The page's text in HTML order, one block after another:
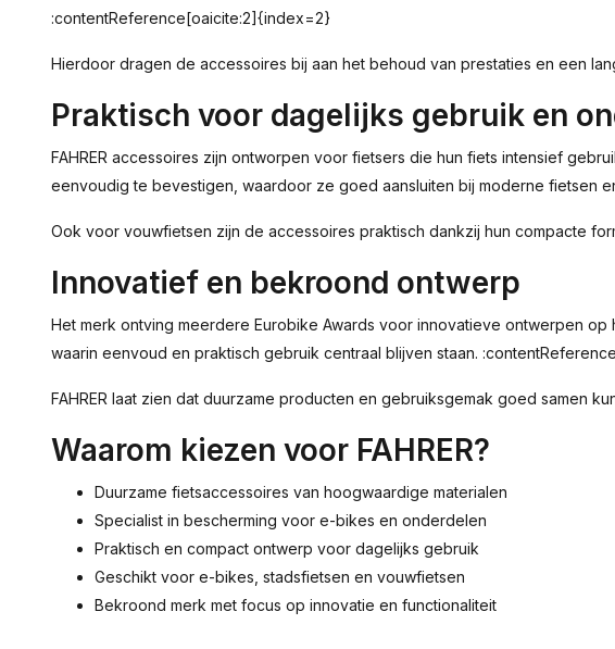
:contentReference[oaicite:2]{index=2}
Hierdoor dragen de accessoires bij aan het behoud van prestaties en een
Praktisch voor dagelijks gebruik en
FAHRER accessoires zijn ontworpen voor fietsers die hun fiets intensief
eenvoudig te bevestigen, waardoor ze goed aansluiten bij moderne fietsen
Ook voor vouwfietsen zijn de accessoires praktisch dankzij hun compacte
Innovatief en bekroond ontwerp
Het merk ontving meerdere Eurobike Awards voor innovatieve ontwerpen
waarin eenvoud en praktisch gebruik centraal blijven staan.
FAHRER laat zien dat duurzame producten en gebruiksgemak goed samen
Waarom kiezen voor FAHRER?
Duurzame fietsaccessoires van hoogwaardige materialen
Specialist in bescherming voor e-bikes en onderdelen
Praktisch en compact ontwerp voor dagelijks gebruik
Geschikt voor e-bikes, stadsfietsen en vouwfietsen
Bekroond merk met focus op innovatie en functionaliteit